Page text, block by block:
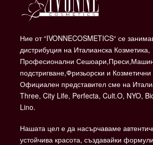
Ние от “IVONNECOSMETICS“ се
дистрибуция на Италианска Козметика,
Професионални
подстригване,Фризьорски и
Официален представител сме на
Three, City Life, Perfecta, Cult.O, NYO,
Lino.
Нашата цел е да насърчаваме
устойчива красота, създавайки